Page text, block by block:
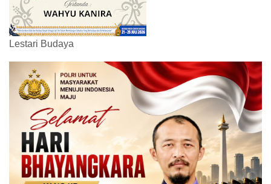
Lestari Budaya